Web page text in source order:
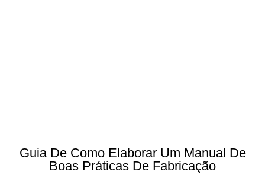
Guia De Como Elaborar Um Manual De
Boas Práticas De Fabricação